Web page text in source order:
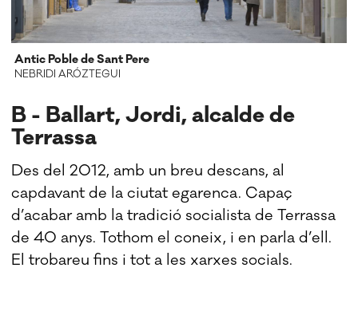
Antic Poble de Sant Pere
NEBRIDI ARÓZTEGUI
B - Ballart, Jordi, alcalde de
Terrassa
Des del 2012, amb un breu descans, al
capdavant de la ciutat egarenca. Capaç
d’acabar amb la tradició socialista de Terrassa
de 40 anys. Tothom el coneix, i en parla d’ell.
El trobareu fins i tot a les xarxes socials.